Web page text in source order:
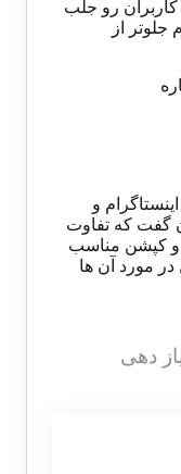
کاربران رو جلب
جلوتر از
و
گفت که تفاوت
و کپشن مناسب
مورد آن ها
دهی